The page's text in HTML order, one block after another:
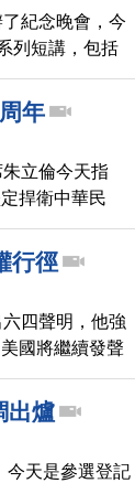
紀念晚會，今
列短講，包括
領袖周鋒鎖以
看到的情況。
年
立倫今天指
捍衛中華民
是否進步，取
平反六四的時
行徑
四聲明，他強
國將繼續發聲
行為的問責。
出爐
今天是參選登記